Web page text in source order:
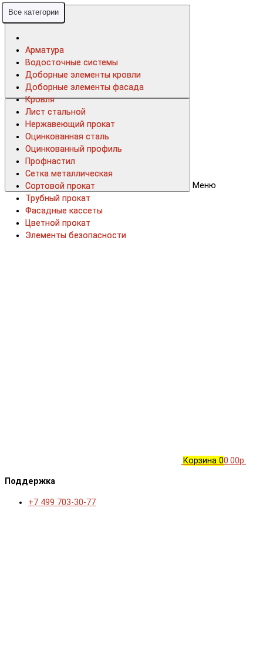
Меню
Корзина 00.00р.
Поддержка
+7 499 703-30-77
Все категории
Арматура
Водосточные системы
Доборные элементы кровли
Доборные элементы фасада
Кровля
Лист стальной
Нержавеющий прокат
Оцинкованная сталь
Оцинкованный профиль
Профнастил
Сетка металлическая
Сортовой прокат
Трубный прокат
Фасадные кассеты
Цветной прокат
Элементы безопасности
Все категории
Арматура
Водосточные системы
Доборные элементы кровли
Доборные элементы фасада
Кровля
Лист стальной
Нержавеющий прокат
Оцинкованная сталь
Оцинкованный профиль
Профнастил
Сетка металлическая
Сортовой прокат
Трубный прокат
Фасадные кассеты
Цветной прокат
Элементы безопасности